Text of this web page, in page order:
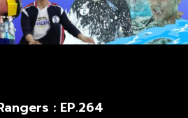
: EP.264